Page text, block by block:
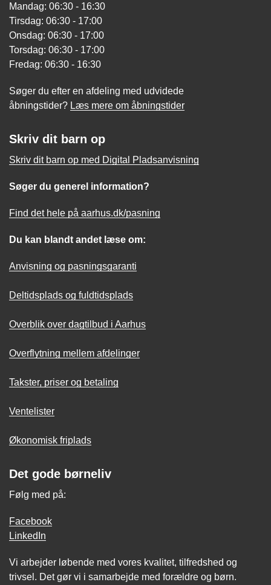
Mandag: 06:30 - 16:30
Tirsdag: 06:30 - 17:00
Onsdag: 06:30 - 17:00
Torsdag: 06:30 - 17:00
Fredag: 06:30 - 16:30
Søger du efter en afdeling med udvidede
åbningstider? Læs mere om åbningstider
Skriv dit barn op
Skriv dit barn op med Digital Pladsanvisning
Søger du generel information?
Find det hele på aarhus.dk/pasning
Du kan blandt andet læse om:
Anvisning og pasningsgaranti
Deltidsplads og fuldtidsplads
Overblik over dagtilbud i Aarhus
Overflytning mellem afdelinger
Takster, priser og betaling
Ventelister
Økonomisk friplads
Det gode børneliv
Følg med på:
Facebook
LinkedIn
Vi arbejder løbende med vores kvalitet, tilfredshed og
trivsel. Det gør vi i samarbejde med forældre og børn.